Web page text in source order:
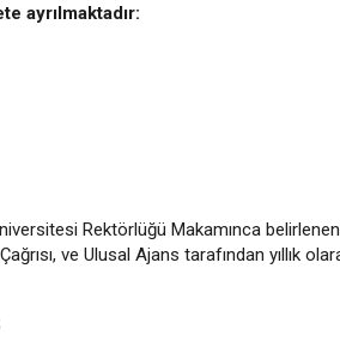
ayrılmaktadır:
Rektörlüğü Makamınca
ve Ulusal Ajans tarafından yıllık